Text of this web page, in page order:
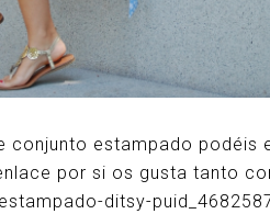
conjunto estampado podéis
por si os gusta tanto
ditsy-